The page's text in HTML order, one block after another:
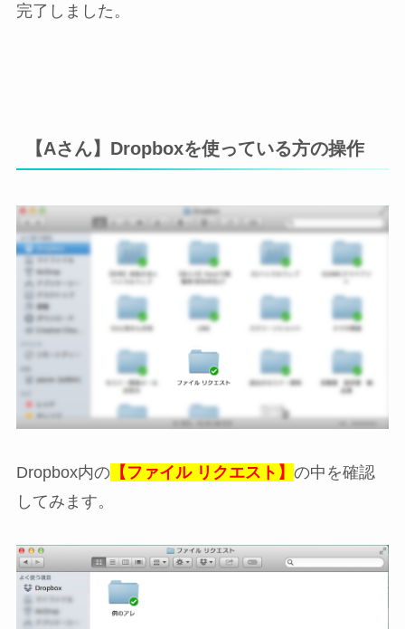
完了しました。
【Aさん】Dropboxを使っている方の操作
Dropbox内の【ファイル リクエスト】 の中を確認
してみます。